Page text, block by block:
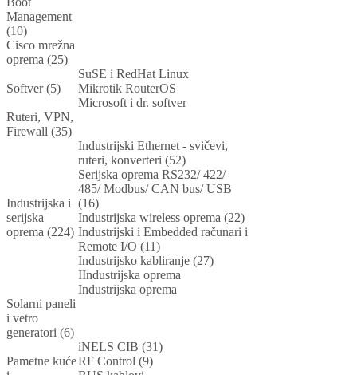
Management
(10)
Cisco mrežna
oprema (25)
Softver (5)
SuSE i RedHat Linux
Mikrotik RouterOS
Microsoft i dr. softver
Ruteri, VPN,
Firewall (35)
Industrijska i
serijska
oprema (224)
Industrijski Ethernet - svičevi,
ruteri, konverteri (52)
Serijska oprema RS232/ 422/
485/ Modbus/ CAN bus/ USB
(16)
Industrijska wireless oprema (22)
Industrijski i Embedded računari i
Remote I/O (11)
Industrijsko kabliranje (27)
IIndustrijska oprema
Industrijska oprema
Solarni paneli
i vetro
generatori (6)
Pametne kuće
iNELS CIB (31)
RF Control (9)